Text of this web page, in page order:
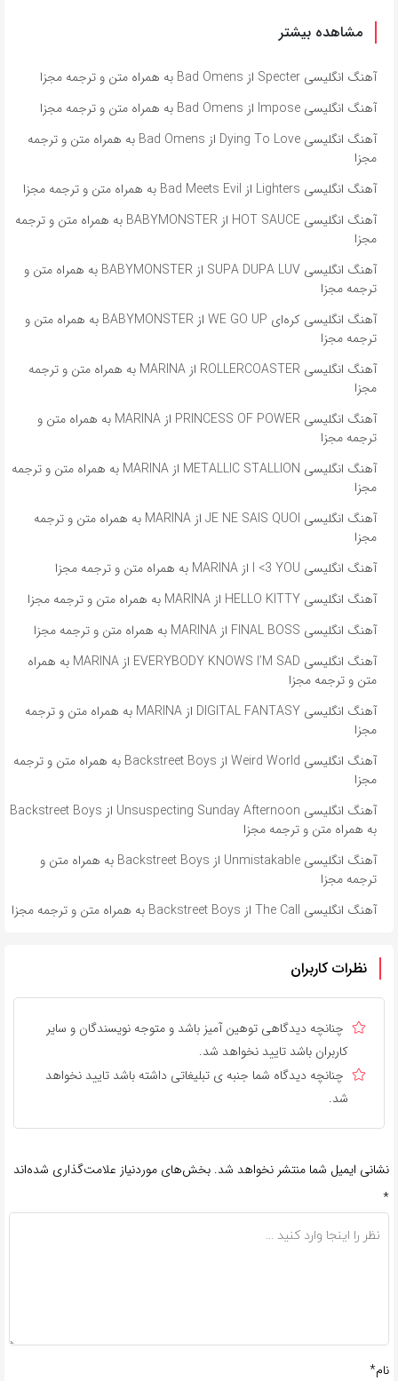
مشاهده بیشتر
آهنگ انگلیسی Specter از Bad Omens به همراه متن و ترجمه مجزا
آهنگ انگلیسی Impose از Bad Omens به همراه متن و ترجمه مجزا
آهنگ انگلیسی Dying To Love از Bad Omens به همراه متن و ترجمه
مجزا
آهنگ انگلیسی Lighters از Bad Meets Evil به همراه متن و ترجمه مجزا
آهنگ انگلیسی HOT SAUCE از BABYMONSTER به همراه متن و ترجمه
مجزا
آهنگ انگلیسی SUPA DUPA LUV از BABYMONSTER به همراه متن و
ترجمه مجزا
آهنگ انگلیسی کره‌ای WE GO UP از BABYMONSTER به همراه متن و
ترجمه مجزا
آهنگ انگلیسی ROLLERCOASTER از MARINA به همراه متن و ترجمه
مجزا
آهنگ انگلیسی PRINCESS OF POWER از MARINA به همراه متن و
ترجمه مجزا
آهنگ انگلیسی METALLIC STALLION از MARINA به همراه متن و ترجمه
مجزا
آهنگ انگلیسی JE NE SAIS QUOI از MARINA به همراه متن و ترجمه
مجزا
آهنگ انگلیسی I <3 YOU از MARINA به همراه متن و ترجمه مجزا
آهنگ انگلیسی HELLO KITTY از MARINA به همراه متن و ترجمه مجزا
آهنگ انگلیسی FINAL BOSS از MARINA به همراه متن و ترجمه مجزا
آهنگ انگلیسی EVERYBODY KNOWS I’M SAD از MARINA به همراه
متن و ترجمه مجزا
آهنگ انگلیسی DIGITAL FANTASY از MARINA به همراه متن و ترجمه
مجزا
آهنگ انگلیسی Weird World از Backstreet Boys به همراه متن و ترجمه
مجزا
آهنگ انگلیسی Unsuspecting Sunday Afternoon از Backstreet Boys
به همراه متن و ترجمه مجزا
آهنگ انگلیسی Unmistakable از Backstreet Boys به همراه متن و
ترجمه مجزا
آهنگ انگلیسی The Call از Backstreet Boys به همراه متن و ترجمه مجزا
نظرات کاربران
چنانچه دیدگاهی توهین آمیز باشد و متوجه نویسندگان و سایر
کاربران باشد تایید نخواهد شد.
چنانچه دیدگاه شما جنبه ی تبلیغاتی داشته باشد تایید نخواهد
شد.
نشانی ایمیل شما منتشر نخواهد شد. بخش‌های موردنیاز علامت‌گذاری شده‌اند
*
نام*